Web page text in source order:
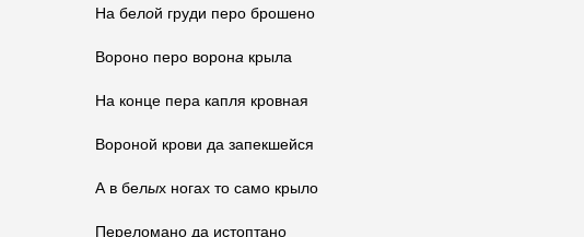
На белой груди перо брошено
Вороно перо ворона крыла
На конце пера капля кровная
Вороной крови да запекшейся
А в белых ногах то само крыло
Переломано да истоптано